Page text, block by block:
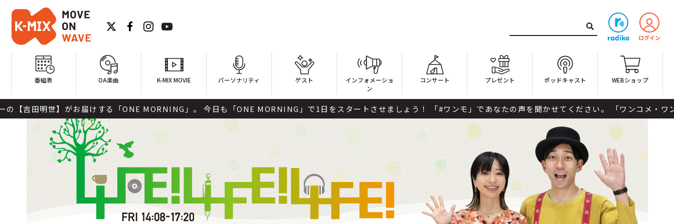
番組表 OA楽曲 K-MIX MOVIE パーソナリティ ゲスト
インフォメーショ
ン
コンサート プレゼント ポッドキャスト WEBショップ
する「ONE MORNING」。 今日も「ONE MORNING」で1日をスタートさせましょう！ 「#ワンモ」であなたの声を聞かせてください。 「ワンコメ・ワンジャッジ」